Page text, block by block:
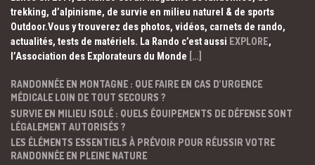
trekking, d’alpinisme, de survie en milieu naturel & de sports
Outdoor.Vous y trouverez des photos, vidéos, carnets de rando,
actualités, tests de matériels. La Rando c’est aussi EXPLORE,
l’Association des Explorateurs du Monde […]
RANDONNÉE EN MONTAGNE : QUE FAIRE EN CAS D’URGENCE
MÉDICALE LOIN DE TOUT SECOURS ?
SURVIE EN MILIEU ISOLÉ : QUELS ÉQUIPEMENTS DE DÉFENSE SONT
LÉGALEMENT AUTORISÉS ?
LES ÉLÉMENTS ESSENTIELS À PRÉVOIR POUR RÉUSSIR VOTRE
RANDONNÉE EN PLEINE NATURE